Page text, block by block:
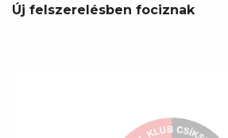
Új felszerelésben fociznak